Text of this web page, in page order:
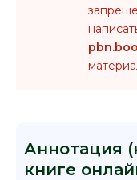
Аннотация
книге